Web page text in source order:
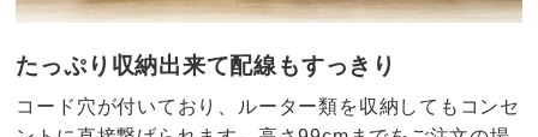
たっぷり収納出来て配線もすっきり
コード穴が付いており、ルーター類を収納してもコンセ